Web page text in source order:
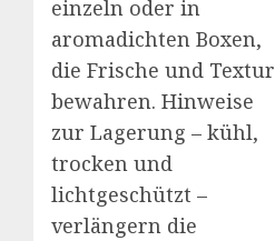
einzeln oder in
aroma­dichten Boxen,
die Frische und Textur
bewahren. Hinweise
zur Lagerung – kühl,
trocken und
lichtgeschützt –
verlängern die